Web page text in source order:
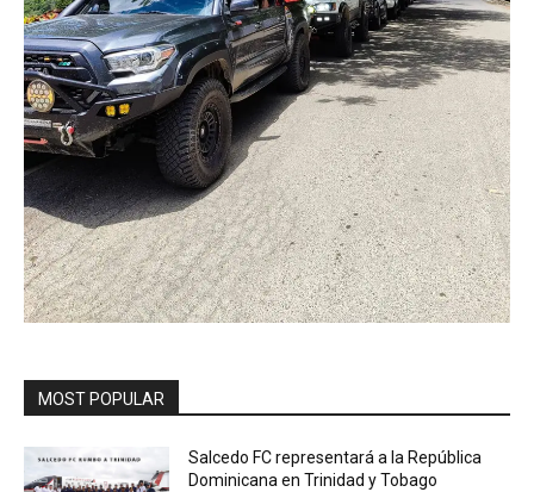
MOST POPULAR
Salcedo FC representará a la República
Dominicana en Trinidad y Tobago